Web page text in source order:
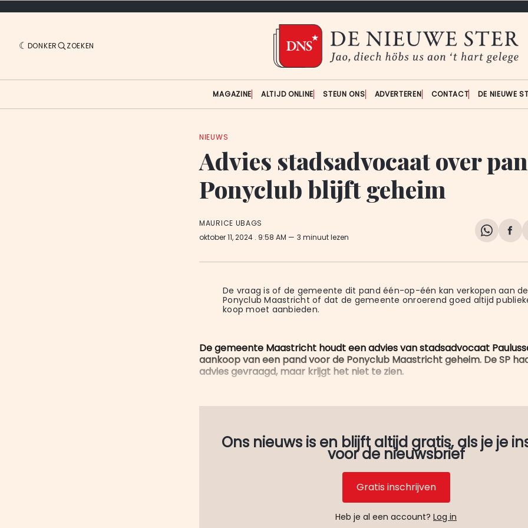
DONKER ZOEKEN
MAGAZINE ALTIJD ONLINE STEUN ONS ADVERTEREN CONTACT DE NIEUWE
NIEUWS
Advies stadsadvocaat over
Ponyclub blijft geheim
MAURICE UBAGS
oktober 11, 2024 . 9:58 AM 3 minuut lezen
Share
De vraag is of de gemeente dit pand één-op-één kan verkopen aan de
Ponyclub Maastricht of dat de gemeente onroerend goed altijd
koop moet aanbieden.
De gemeente Maastricht houdt een advies van stadsadvocaat
aankoop van een pand voor de Ponyclub Maastricht geheim. De SP
advies gevraagd, maar krijgt het niet te zien.
Ons nieuws is en blijft altijd gratis, als je je
voor de nieuwsbrief
Gratis inschrijven
Heb je al een account? Log in